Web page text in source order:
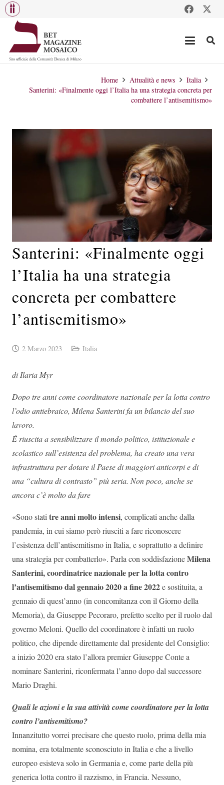
Home Attualità e news
Italia
Santerini: «Finalmente oggi l’Italia ha una strategia concreta per
combattere l’antisemitismo»
Santerini: «Finalmente oggi
l’Italia ha una strategia
concreta per combattere
l’antisemitismo»
2 Marzo 2023 Italia
di Ilaria Myr
Dopo tre anni come coordinatore nazionale per la lotta contro
l’odio antiebraico, Milena Santerini fa un bilancio del suo
lavoro.
È riuscita a sensibilizzare il mondo politico, istituzionale e
scolastico sull’esistenza del problema, ha creato una vera
infrastruttura per dotare il Paese di maggiori anticorpi e di
una “cultura di contrasto” più seria. Non poco, anche se
ancora c’è molto da fare
«Sono statitre anni molto intensi, complicati anche dalla
pandemia, in cui siamo però riusciti a fare riconoscere
l’esistenza dell’antisemitismo in Italia, e soprattutto a definire
una strategia per combatterlo». Parla con soddisfazioneMilena
Santerini, coordinatrice nazionale per la lotta contro
l’antisemitismo dal gennaio 2020 a fine 2022e sostituita, a
gennaio di quest’anno (in concomitanza con il Giorno della
Memoria), da Giuseppe Pecoraro, prefetto scelto per il ruolo dal
governo Meloni. Quello del coordinatore è infatti un ruolo
politico, che dipende direttamente dal presidente del Consiglio:
a inizio 2020 era stato l’allora premier Giuseppe Conte a
nominare Santerini, riconfermata l’anno dopo dal successore
Mario Draghi.
Quali le azioni e la sua attività come coordinatore per la lotta
contro l’antisemitismo?
Innanzitutto vorrei precisare che questo ruolo, prima della mia
nomina, era totalmente sconosciuto in Italia e che a livello
europeo esisteva solo in Germania e, come parte della più
generica lotta contro il razzismo, in Francia. Nessuno,